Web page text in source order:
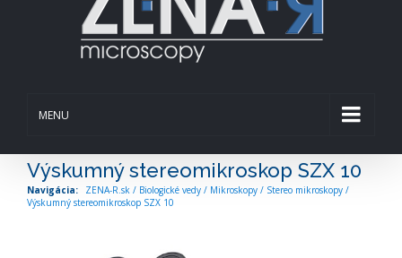
MENU
Výskumný stereomikroskop SZX 10
ZENA-R.sk / Biologické vedy / Mikroskopy / Stereo mikroskopy /
Výskumný stereomikroskop SZX 10